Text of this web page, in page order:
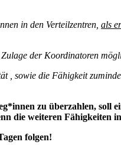
in den Verteilzentren, als
der Koordinatoren
sowie die Fähigkeit
zu überzahlen,
die weiteren Fähigkeiten
folgen!